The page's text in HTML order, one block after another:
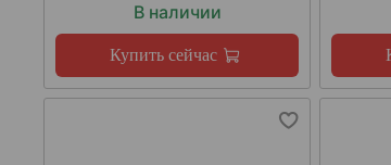
В наличии
Купить сейчас